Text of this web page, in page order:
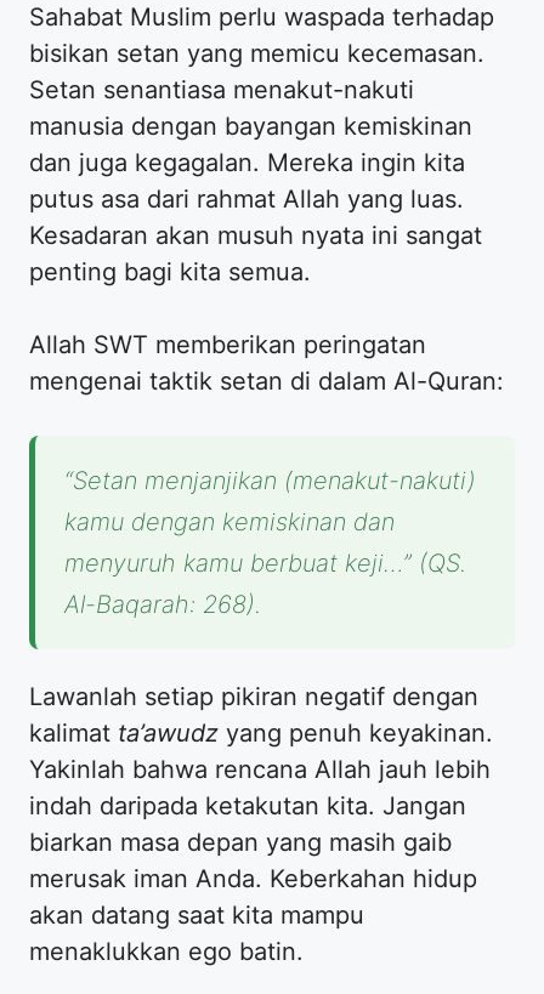
Sahabat Muslim perlu waspada terhadap
bisikan setan yang memicu kecemasan.
Setan senantiasa menakut-nakuti
manusia dengan bayangan kemiskinan
dan juga kegagalan. Mereka ingin kita
putus asa dari rahmat Allah yang luas.
Kesadaran akan musuh nyata ini sangat
penting bagi kita semua.
Allah SWT memberikan peringatan
mengenai taktik setan di dalam Al-Quran:
“Setan menjanjikan (menakut-nakuti)
kamu dengan kemiskinan dan
menyuruh kamu berbuat keji…” (QS.
Al-Baqarah: 268).
Lawanlah setiap pikiran negatif dengan
kalimat ta’awudz yang penuh keyakinan.
Yakinlah bahwa rencana Allah jauh lebih
indah daripada ketakutan kita. Jangan
biarkan masa depan yang masih gaib
merusak iman Anda. Keberkahan hidup
akan datang saat kita mampu
menaklukkan ego batin.